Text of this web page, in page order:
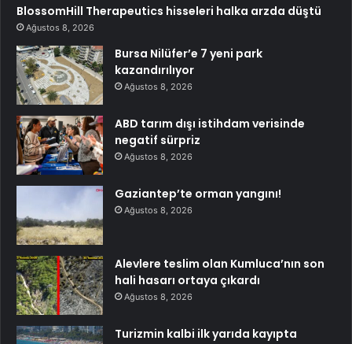
BlossomHill Therapeutics hisseleri halka arzda düştü
Ağustos 8, 2026
Bursa Nilüfer’e 7 yeni park
kazandırılıyor
Ağustos 8, 2026
ABD tarım dışı istihdam verisinde
negatif sürpriz
Ağustos 8, 2026
Gaziantep’te orman yangını!
Ağustos 8, 2026
Alevlere teslim olan Kumluca’nın son
hali hasarı ortaya çıkardı
Ağustos 8, 2026
Turizmin kalbi ilk yarıda kayıpta